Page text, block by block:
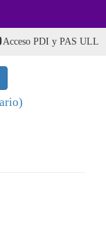
Acceso PDI y PAS ULL